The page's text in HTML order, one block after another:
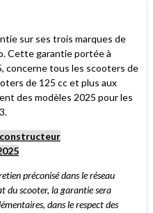
sur ses trois marques de
Cette garantie portée à
concerne tous les scooters de
de 125 cc et plus aux
des modèles 2025 pour les
préconisé dans le réseau
du scooter, la garantie sera
dans le respect des